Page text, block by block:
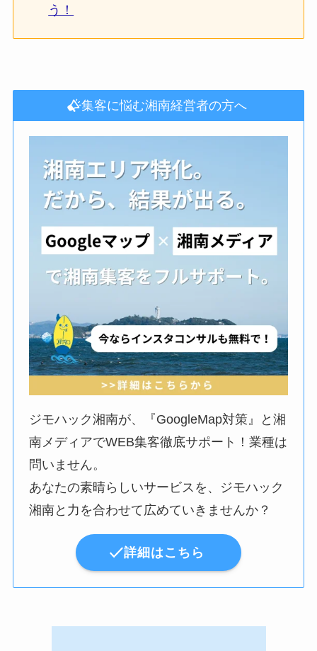
う！
集客に悩む湘南経営者の方へ
ジモハック湘南が、『GoogleMap対策』と湘
南メディアでWEB集客徹底サポート！業種は
問いません。
あなたの素晴らしいサービスを、ジモハック
湘南と力を合わせて広めていきませんか？
詳細はこちら